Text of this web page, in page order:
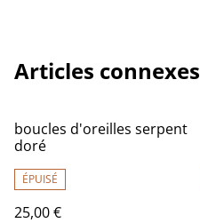
Articles connexes
boucles d'oreilles serpent
doré
ÉPUISÉ
25,00 €